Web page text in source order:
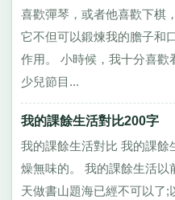
喜歡彈琴，或者他喜歡下棋
它不但可以鍛煉我的膽子和
作用。 小時候，我十分喜
少兒節目...
我的課餘生活對比200字
我的課餘生活對比 我的課
燥無味的。 我的課餘生活
天做書山題海已經不可以了